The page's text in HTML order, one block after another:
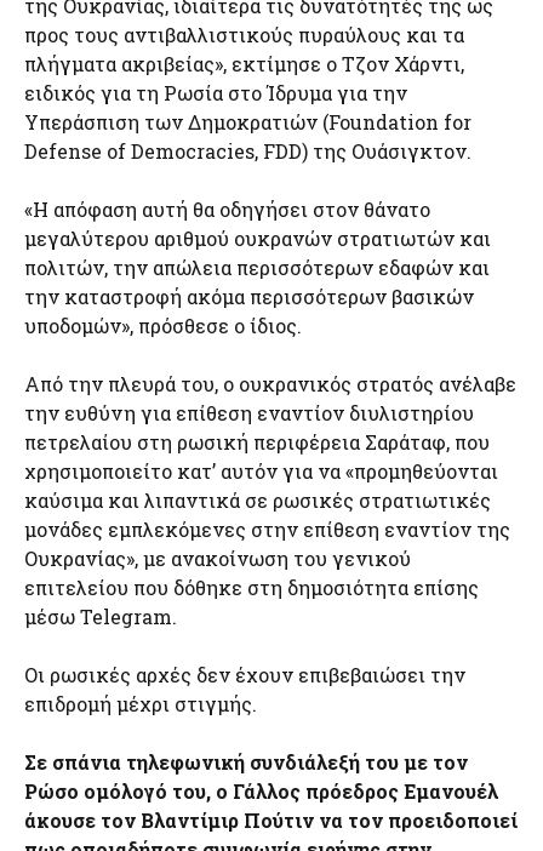
της Ουκρανίας, ιδιαίτερα τις δυνατότητές της ως
προς τους αντιβαλλιστικούς πυραύλους και τα
πλήγματα ακριβείας», εκτίμησε ο Τζον Χάρντι,
ειδικός για τη Ρωσία στο Ίδρυμα για την
Υπεράσπιση των Δημοκρατιών (Foundation for
Defense of Democracies, FDD) της Ουάσιγκτον.
«Η απόφαση αυτή θα οδηγήσει στον θάνατο
μεγαλύτερου αριθμού ουκρανών στρατιωτών και
πολιτών, την απώλεια περισσότερων εδαφών και
την καταστροφή ακόμα περισσότερων βασικών
υποδομών», πρόσθεσε ο ίδιος.
Από την πλευρά του, ο ουκρανικός στρατός ανέλαβε
την ευθύνη για επίθεση εναντίον διυλιστηρίου
πετρελαίου στη ρωσική περιφέρεια Σαράταφ, που
χρησιμοποιείτο κατ’ αυτόν για να «προμηθεύονται
καύσιμα και λιπαντικά σε ρωσικές στρατιωτικές
μονάδες εμπλεκόμενες στην επίθεση εναντίον της
Ουκρανίας», με ανακοίνωση του γενικού
επιτελείου που δόθηκε στη δημοσιότητα επίσης
μέσω Telegram.
Οι ρωσικές αρχές δεν έχουν επιβεβαιώσει την
επιδρομή μέχρι στιγμής.
Σε σπάνια τηλεφωνική συνδιάλεξή του με τον
Ρώσο ομόλογό του, ο Γάλλος πρόεδρος Εμανουέλ
άκουσε τον Βλαντίμιρ Πούτιν να τον προειδοποιεί